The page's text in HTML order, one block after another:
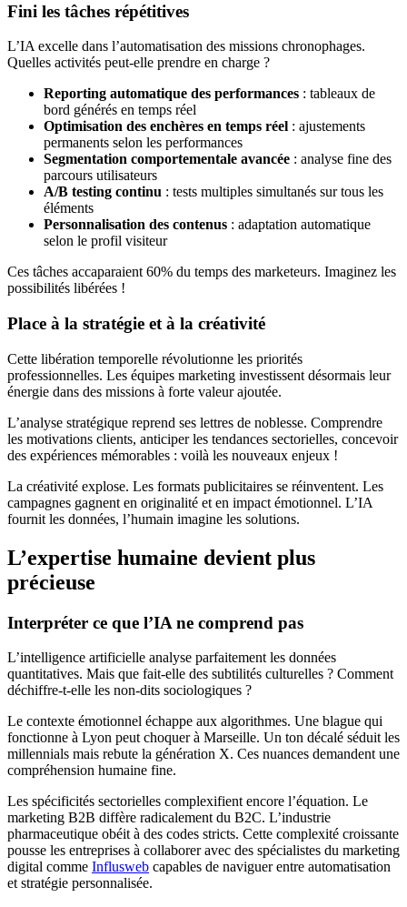
Fini les tâches répétitives
L’IA excelle dans l’automatisation des missions chronophages.
Quelles activités peut-elle prendre en charge ?
Reporting automatique des performances : tableaux de
bord générés en temps réel
Optimisation des enchères en temps réel : ajustements
permanents selon les performances
Segmentation comportementale avancée : analyse fine des
parcours utilisateurs
A/B testing continu : tests multiples simultanés sur tous les
éléments
Personnalisation des contenus : adaptation automatique
selon le profil visiteur
Ces tâches accaparaient 60% du temps des marketeurs. Imaginez les
possibilités libérées !
Place à la stratégie et à la créativité
Cette libération temporelle révolutionne les priorités
professionnelles. Les équipes marketing investissent désormais leur
énergie dans des missions à forte valeur ajoutée.
L’analyse stratégique reprend ses lettres de noblesse. Comprendre
les motivations clients, anticiper les tendances sectorielles, concevoir
des expériences mémorables : voilà les nouveaux enjeux !
La créativité explose. Les formats publicitaires se réinventent. Les
campagnes gagnent en originalité et en impact émotionnel. L’IA
fournit les données, l’humain imagine les solutions.
L’expertise humaine devient plus
précieuse
Interpréter ce que l’IA ne comprend pas
L’intelligence artificielle analyse parfaitement les données
quantitatives. Mais que fait-elle des subtilités culturelles ? Comment
déchiffre-t-elle les non-dits sociologiques ?
Le contexte émotionnel échappe aux algorithmes. Une blague qui
fonctionne à Lyon peut choquer à Marseille. Un ton décalé séduit les
millennials mais rebute la génération X. Ces nuances demandent une
compréhension humaine fine.
Les spécificités sectorielles complexifient encore l’équation. Le
marketing B2B diffère radicalement du B2C. L’industrie
pharmaceutique obéit à des codes stricts. Cette complexité croissante
pousse les entreprises à collaborer avec des spécialistes du marketing
digital comme Influsweb capables de naviguer entre automatisation
et stratégie personnalisée.